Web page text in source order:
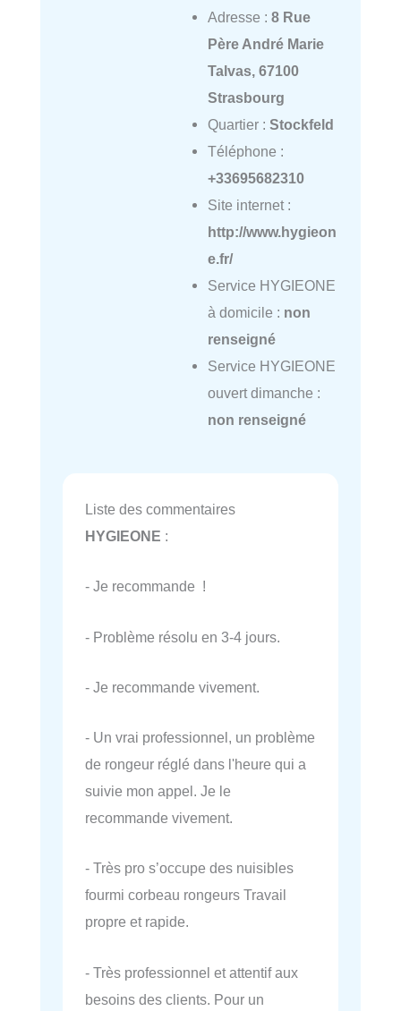
Adresse : 8 Rue
Père André Marie
Talvas, 67100
Strasbourg
Quartier : Stockfeld
Téléphone :
+33695682310
Site internet :
http://www.hygieon
e.fr/
Service HYGIEONE
à domicile : non
renseigné
Service HYGIEONE
ouvert dimanche :
non renseigné
Liste des commentaires
HYGIEONE :
- Je recommande !
- Problème résolu en 3-4 jours.
- Je recommande vivement.
- Un vrai professionnel, un problème
de rongeur réglé dans l'heure qui a
suivie mon appel. Je le
recommande vivement.
- Très pro s’occupe des nuisibles
fourmi corbeau rongeurs Travail
propre et rapide.
- Très professionnel et attentif aux
besoins des clients. Pour un